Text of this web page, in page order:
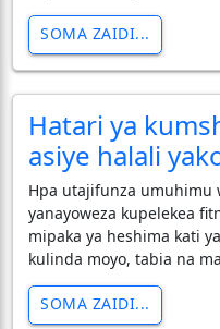
SOMA ZAIDI...
Hatari ya
asiye halali
Hpa utajifunza umuhimu
yanayoweza kupelekea
mipaka ya heshima kati
kulinda moyo, tabia na
SOMA ZAIDI...